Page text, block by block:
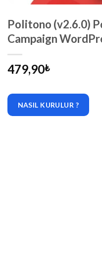
Politono (v2.6.0)
Campaign
479,90₺
NASIL KURULUR ?